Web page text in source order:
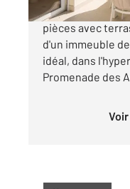
Au coeur du
pièces avec
d'un immeuble
idéal, dans
Promenade des